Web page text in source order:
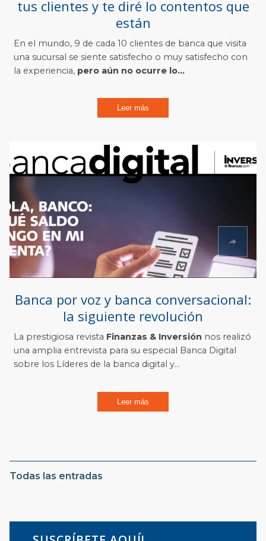
tus clientes y te diré lo contentos que
están
En el mundo, 9 de cada 10 clientes de banca que visita
una sucursal se siente satisfecho o muy satisfecho con
la experiencia, pero aún no ocurre lo...
Leer más
Banca por voz y banca conversacional:
la siguiente revolución
La prestigiosa revista Finanzas & Inversión nos realizó
una amplia entrevista para su especial Banca Digital
sobre los Líderes de la banca digital y...
Leer más
Todas las entradas